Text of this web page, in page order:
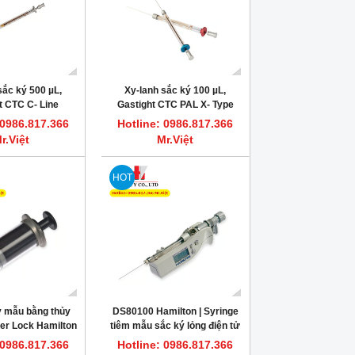
ký 500 µL,
CTC C- Line
Syringe (7.9
203349
Xy-lanh sắc ký 100 µL,
Gastight CTC PAL X- Type
Autosampler Syringe (6.6
mm), PN: 204452
Hotline: 0986.817.366
Mr.Việt
mẫu bằng thủy
Lock Hamilton
USA
HOT
DS80100 Hamilton | Syringe
tiêm mẫu sắc ký lỏng điện tử
1 µL Microliter Knurled Hub
Hotline: 0986.817.366